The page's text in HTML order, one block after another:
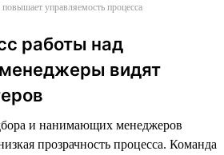
управляемость процесса
работы над
видят
и нанимающих менеджеров
прозрачность процесса. Команда